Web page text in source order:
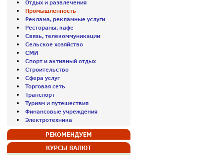
Отдых и развлечения
Промышленность
Реклама, рекламные услуги
Рестораны, кафе
Связь, телекоммуникации
Сельское хозяйство
СМИ
Спорт и активный отдых
Строительство
Сфера услуг
Торговая сеть
Транспорт
Туризм и путешествия
Финансовые учреждения
Электротехника
РЕКОМЕНДУЕМ
КУРСЫ ВАЛЮТ